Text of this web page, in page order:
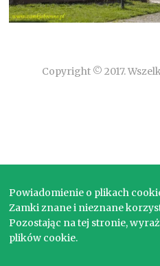
Copyright © 2017.
Powiadomienie o plikach
Zamki znane i nieznane
Pozostając na tej stronie,
plików cookie.